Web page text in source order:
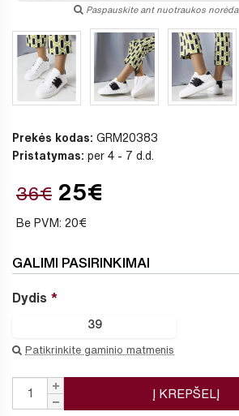
Paspauskite ant nuotraukos
Prekės kodas: GRM20383
Pristatymas: per 4 - 7 d.d.
36€ 25€
Be PVM: 20€
GALIMI PASIRINKIMAI
Dydis
39
Patikrinkite gaminio matmenis
Į KREPŠELĮ